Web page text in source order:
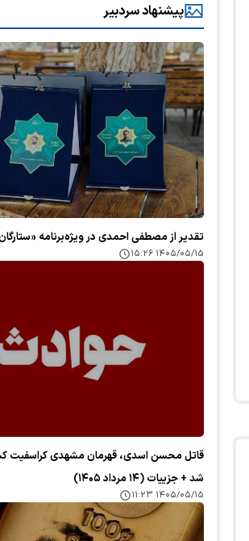
پیشنهاد سردبیر
تقدیر از مصطفی احمدی در ویژه‌برنامه
۱۴۰۵/۰۵/۱۵ ۱۵:۲۶
قاتل محسن اسدی، قهرمان مشهدی کراسفیت
شد + جزییات (۱۴ مرداد ۱۴۰۵)
۱۴۰۵/۰۵/۱۵ ۱۱:۲۳